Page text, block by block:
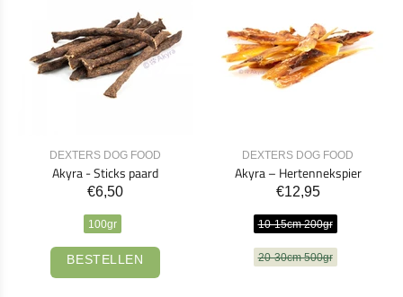
DEXTERS DOG FOOD
Akyra - Sticks paard
€6,50
100gr
BESTELLEN
DEXTERS DOG FOOD
Akyra – Hertennekspier
€12,95
10-15cm 200gr
20-30cm 500gr